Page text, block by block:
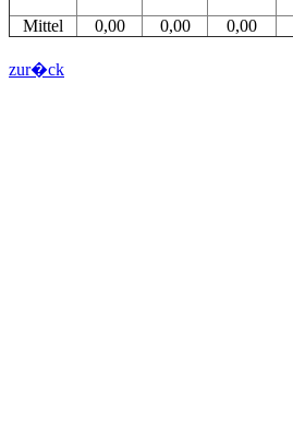
Mittel 0,00 0,00 0,00
zur�ck